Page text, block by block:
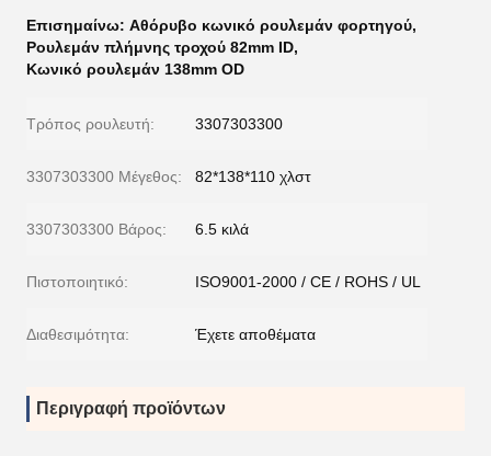
Επισημαίνω: Αθόρυβο κωνικό ρουλεμάν φορτηγού,
Ρουλεμάν πλήμνης τροχού 82mm ID,
Κωνικό ρουλεμάν 138mm OD
Τρόπος ρουλευτή: 3307303300
3307303300 Μέγεθος: 82*138*110 χλστ
3307303300 Βάρος: 6.5 κιλά
Πιστοποιητικό: ISO9001-2000 / CE / ROHS / UL
Διαθεσιμότητα: Έχετε αποθέματα
Περιγραφή προϊόντων